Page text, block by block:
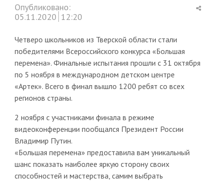
Опубликовано:
05.11.2020 12:20
Четверо школьников из Тверской области стали
победителями Всероссийского конкурса «Большая
перемена». Финальные испытания прошли с 31 октября
по 5 ноября в международном детском центре
«Артек». Всего в финал вышло 1200 ребят со всех
регионов страны.
2 ноября с участниками финала в режиме
видеоконференции пообщался Президент России
Владимир Путин.
«Большая перемена» предоставила вам уникальный
шанс показать наиболее яркую сторону своих
способностей и мастерства, самим выбрать